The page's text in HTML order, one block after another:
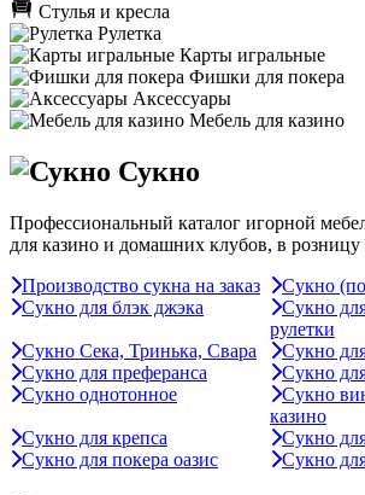
Стулья и кресла
Рулетка
Карты игральные
Фишки для покера
Аксессуары
Мебель для казино
Сукно
Профессиональный каталог игорной
для казино и домашних клубов, в розницу
Производство сукна на заказ
Сукно
Сукно для блэк джэка
Сукно
рулетки
Сукно Сека, Тринька, Свара
Сукно
Сукно для преферанса
Сукно
Сукно однотонное
Сукно
казино
Сукно для крепса
Сукно
Сукно для покера оазис
Сукно